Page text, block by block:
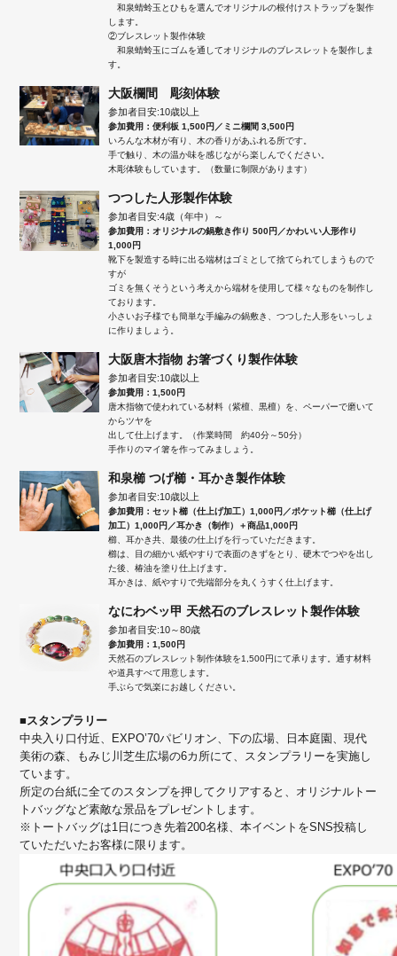
和泉蜻蛉玉とひもを選んでオリジナルの根付けストラップを製作
します。
②ブレスレット製作体験
和泉蜻蛉玉にゴムを通してオリジナルのブレスレットを製作しま
す。
大阪欄間 彫刻体験
参加者目安:10歳以上
参加費用：便利板 1,500円／ミニ欄間 3,500円
いろんな木材が有り、木の香りがあふれる所です。
手で触り、木の温か味を感じながら楽しんでください。
木彫体験もしています。（数量に制限があります）
つつした人形製作体験
参加者目安:4歳（年中）～
参加費用：オリジナルの鍋敷き作り 500円／かわいい人形作り
1,000円
靴下を製造する時に出る端材はゴミとして捨てられてしまうもので
すが
ゴミを無くそうという考えから端材を使用して様々なものを制作し
ております。
小さいお子様でも簡単な手編みの鍋敷き、つつした人形をいっしょ
に作りましょう。
大阪唐木指物 お箸づくり製作体験
参加者目安:10歳以上
参加費用：1,500円
唐木指物で使われている材料（紫檀、黒檀）を、ペーパーで磨いて
からツヤを
出して仕上げます。（作業時間 約40分～50分）
手作りのマイ箸を作ってみましょう。
和泉櫛 つげ櫛・耳かき製作体験
参加者目安:10歳以上
参加費用：セット櫛（仕上げ加工）1,000円／ポケット櫛（仕上げ
加工）1,000円／耳かき（制作）＋商品1,000円
櫛、耳かき共、最後の仕上げを行っていただきます。
櫛は、目の細かい紙やすりで表面のきずをとり、硬木でつやを出し
た後、椿油を塗り仕上げます。
耳かきは、紙やすりで先端部分を丸くうすく仕上げます。
なにわベッ甲 天然石のブレスレット製作体験
参加者目安:10～80歳
参加費用：1,500円
天然石のブレスレット制作体験を1,500円にて承ります。通す材料
や道具すべて用意します。
手ぶらで気楽にお越しください。
■スタンプラリー
中央入り口付近、EXPO’70パビリオン、下の広場、日本庭園、現代
美術の森、もみじ川芝生広場の6カ所にて、スタンプラリーを実施し
ています。
所定の台紙に全てのスタンプを押してクリアすると、オリジナルトー
トバッグなど素敵な景品をプレゼントします。
※トートバッグは1日につき先着200名様、本イベントをSNS投稿し
ていただいたお客様に限ります。